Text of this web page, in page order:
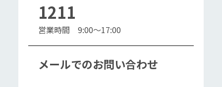
1211
営業時間 9:00～17:00
メールでのお問い合わせ